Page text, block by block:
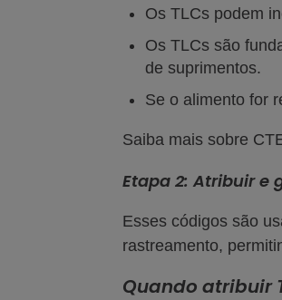
Os TLCs podem
Os TLCs são
de suprimentos.
Se o alimento for
Saiba mais sobre
Etapa 2: Atribuir e
Esses códigos são
rastreamento,
Quando atribuir